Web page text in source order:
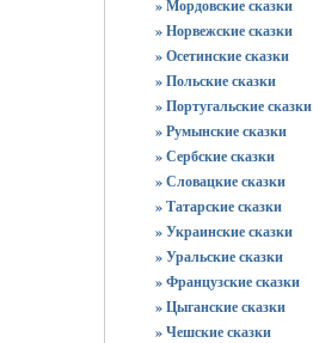
» Мордовские сказки
» Норвежские сказки
» Осетинские сказки
» Польские сказки
» Португальские сказки
» Румынские сказки
» Сербские сказки
» Словацкие сказки
» Татарские сказки
» Украинские сказки
» Уральские сказки
» Французские сказки
» Цыганские сказки
» Чешские сказки